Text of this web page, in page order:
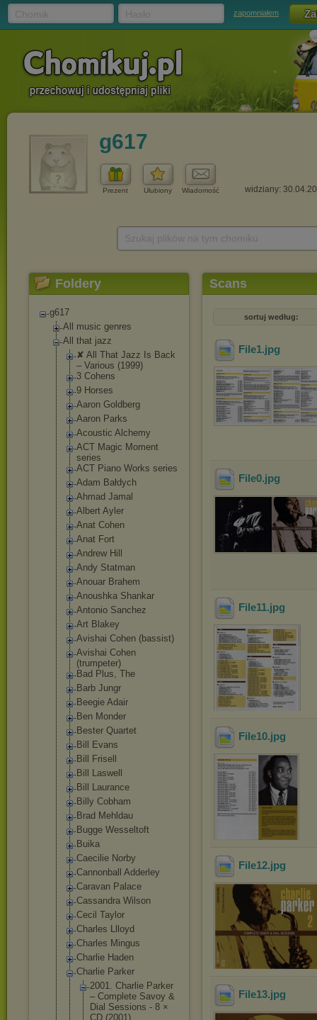
zapomniałem
g617
Prezent Ulubiony Wiadomość widziany:
Foldery
g617
All music genres
All that jazz
✘ All That Jazz Is Back
‎– Various (1999)
3 Cohens
9 Horses
Aaron Goldberg
Aaron Parks
Acoustic Alchemy
ACT Magic Moment
series
ACT Piano Works series
Adam Bałdych
Ahmad Jamal
Albert Ayler
Anat Cohen
Anat Fort
Andrew Hill
Andy Statman
Anouar Brahem
Anoushka Shankar
Antonio Sanchez
Art Blakey
Avishai Cohen (bassist)
Avishai Cohen
(trumpeter)
Bad Plus, The
Barb Jungr
Beegie Adair
Ben Monder
Bester Quartet
Bill Evans
Bill Frisell
Bill Laswell
Bill Laurance
Billy Cobham
Brad Mehldau
Bugge Wesseltoft
Buika
Caecilie Norby
Cannonball Adderley
Caravan Palace
Cassandra Wilson
Cecil Taylor
Charles Llloyd
Charles Mingus
Charlie Haden
Charlie Parker
2001. Charlie Parker
‎– Complete Savoy &
Dial Sessions - 8 ×
CD (2001)
Scans
sortuj według:
File1.jpg
File0.jpg
File11.jpg
File10.jpg
File12.jpg
File13.jpg